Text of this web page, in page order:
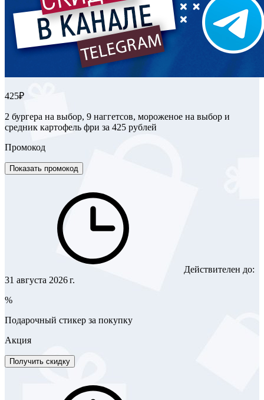
425₽
2 бургера на выбор, 9 наггетсов, мороженое на выбор и
средник картофель фри за 425 рублей
Промокод
Показать промокод
Действителен до:
31 августа 2026 г.
%
Подарочный стикер за покупку
Акция
Получить скидку